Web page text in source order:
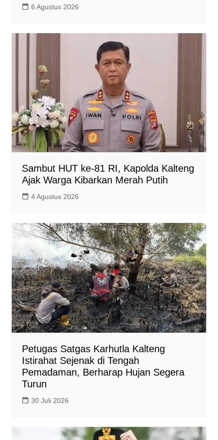
6 Agustus 2026
Sambut HUT ke-81 RI, Kapolda Kalteng
Ajak Warga Kibarkan Merah Putih
4 Agustus 2026
Petugas Satgas Karhutla Kalteng
Istirahat Sejenak di Tengah
Pemadaman, Berharap Hujan Segera
Turun
30 Juli 2026